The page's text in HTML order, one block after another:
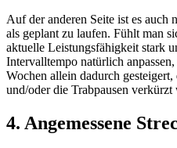
Auf der anderen Seite ist es
als geplant zu laufen. Fühlt man
aktuelle Leistungsfähigkeit stark
Intervalltempo natürlich
Wochen allein dadurch
und/oder die Trabpausen verkürzt
4. Angemessene